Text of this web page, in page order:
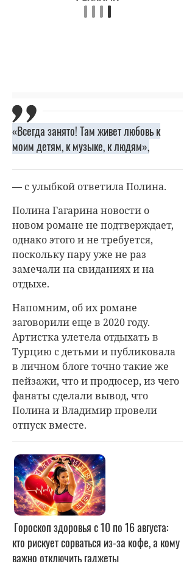
«Всегда занято! Там живет любовь к
моим детям, к музыке, к людям»,
— с улыбкой ответила Полина.
Полина Гагаринановости о
новом романе не подтверждает,
однако этого и не требуется,
поскольку пару уже не раз
замечали на свиданиях и на
отдыхе.
Напомним, об их романе
заговорили еще в 2020 году.
Артистка улетела отдыхать в
Турцию с детьми и публиковала
в личном блоге точно такие же
пейзажи, что и продюсер, из чего
фанаты сделали вывод, что
Полина и Владимир провели
отпуск вместе.